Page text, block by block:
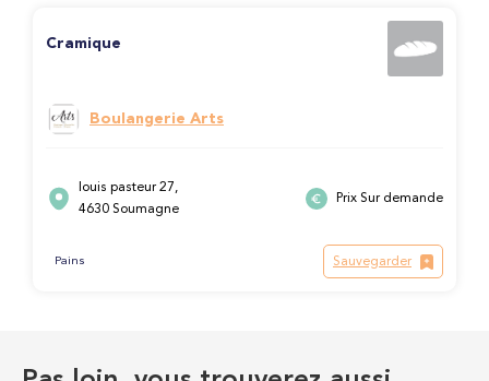
Cramique
Boulangerie Arts
louis pasteur 27,
4630 Soumagne
Prix Sur demande
Pains Sauvegarder